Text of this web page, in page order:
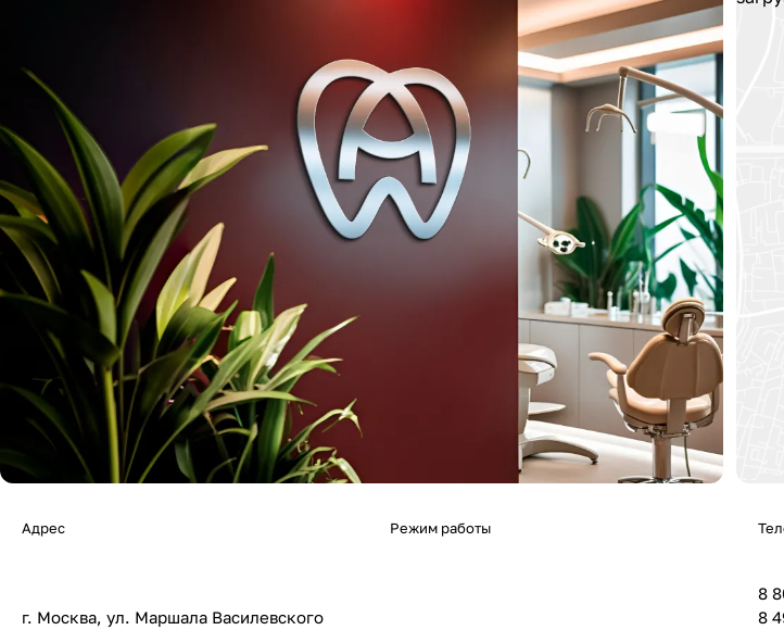
Адрес
г. Москва, ул. Маршала Василевского
Режим работы
8
8